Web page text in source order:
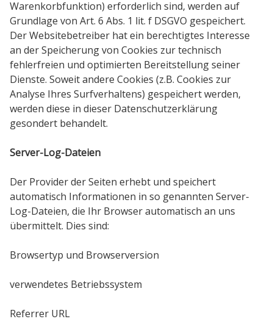
Warenkorbfunktion) erforderlich sind, werden auf
Grundlage von Art. 6 Abs. 1 lit. f DSGVO gespeichert.
Der Websitebetreiber hat ein berechtigtes Interesse
an der Speicherung von Cookies zur technisch
fehlerfreien und optimierten Bereitstellung seiner
Dienste. Soweit andere Cookies (z.B. Cookies zur
Analyse Ihres Surfverhaltens) gespeichert werden,
werden diese in dieser Datenschutzerklärung
gesondert behandelt.
Server-Log-Dateien
Der Provider der Seiten erhebt und speichert
automatisch Informationen in so genannten Server-
Log-Dateien, die Ihr Browser automatisch an uns
übermittelt. Dies sind:
Browsertyp und Browserversion
verwendetes Betriebssystem
Referrer URL